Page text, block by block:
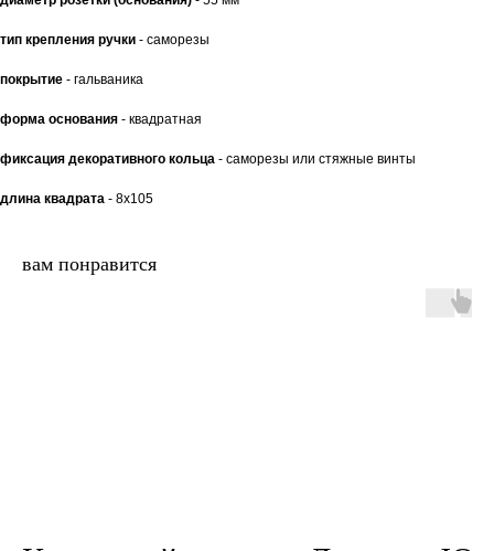
тип крепления ручки - саморезы
покрытие - гальваника
форма основания - квадратная
фиксация декоративного кольца - саморезы или стяжные винты
длина квадрата - 8x105
вам понравится